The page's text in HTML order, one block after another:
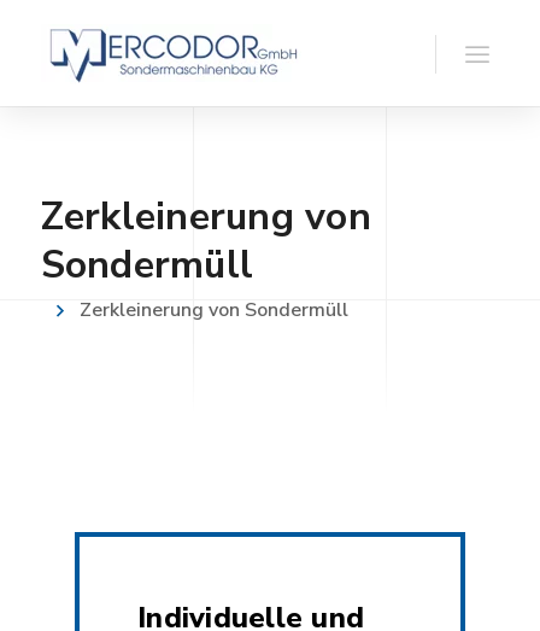
Zerkleinerung von
Sondermüll
Zerkleinerung von Sondermüll
Individuelle und